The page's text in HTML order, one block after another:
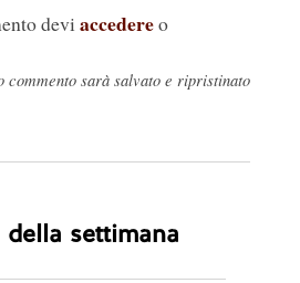
devi accedereo
sarà salvato e ripristinato
settimana